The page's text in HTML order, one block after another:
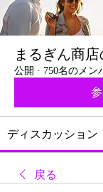
まるぎん商
公開 · 750名のメン
ディスカッション
戻る